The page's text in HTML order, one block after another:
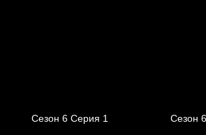
Сезон 6 Серия 1 Сезон